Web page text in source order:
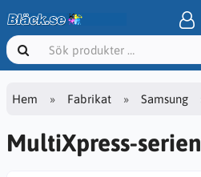
Hem Fabrikat Samsung
MultiXpress-serien